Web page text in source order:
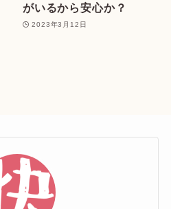
がいるから安心か？
2023年3月12日